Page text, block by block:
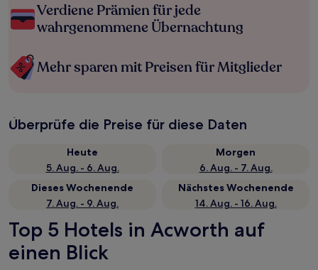
Verdiene Prämien für jede
wahrgenommene Übernachtung
Mehr sparen mit Preisen für Mitglieder
Überprüfe die Preise für diese Daten
Heute
5. Aug. - 6. Aug.
Morgen
6. Aug. - 7. Aug.
Dieses Wochenende
7. Aug. - 9. Aug.
Nächstes Wochenende
14. Aug. - 16. Aug.
Top 5 Hotels in Acworth auf
einen Blick